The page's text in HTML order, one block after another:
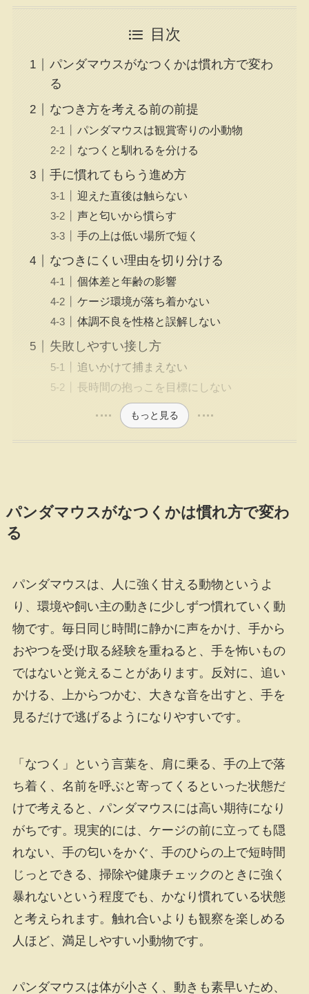
目次
パンダマウスがなつくかは慣れ方で変わ
る
なつき方を考える前の前提
パンダマウスは観賞寄りの小動物
なつくと馴れるを分ける
手に慣れてもらう進め方
迎えた直後は触らない
声と匂いから慣らす
手の上は低い場所で短く
なつきにくい理由を切り分ける
個体差と年齢の影響
ケージ環境が落ち着かない
体調不良を性格と誤解しない
失敗しやすい接し方
追いかけて捕まえない
長時間の抱っこを目標にしない
もっと見る
パンダマウスがなつくかは慣れ方で変わ
る
パンダマウスは、人に強く甘える動物というよ
り、環境や飼い主の動きに少しずつ慣れていく動
物です。毎日同じ時間に静かに声をかけ、手から
おやつを受け取る経験を重ねると、手を怖いもの
ではないと覚えることがあります。反対に、追い
かける、上からつかむ、大きな音を出すと、手を
見るだけで逃げるようになりやすいです。
「なつく」という言葉を、肩に乗る、手の上で落
ち着く、名前を呼ぶと寄ってくるといった状態だ
けで考えると、パンダマウスには高い期待になり
がちです。現実的には、ケージの前に立っても隠
れない、手の匂いをかぐ、手のひらの上で短時間
じっとできる、掃除や健康チェックのときに強く
暴れないという程度でも、かなり慣れている状態
と考えられます。触れ合いよりも観察を楽しめる
人ほど、満足しやすい小動物です。
パンダマウスは体が小さく、動きも素早いため、